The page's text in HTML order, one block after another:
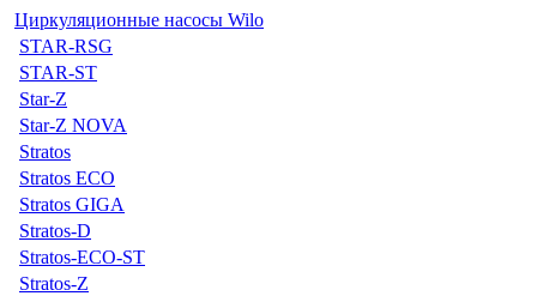
Циркуляционные насосы Wilo
STAR-RSG
STAR-ST
Star-Z
Star-Z NOVA
Stratos
Stratos ECO
Stratos GIGA
Stratos-D
Stratos-ECO-ST
Stratos-Z